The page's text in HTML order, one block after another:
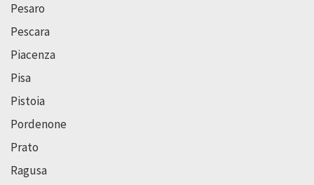
Pesaro
Pescara
Piacenza
Pisa
Pistoia
Pordenone
Prato
Ragusa